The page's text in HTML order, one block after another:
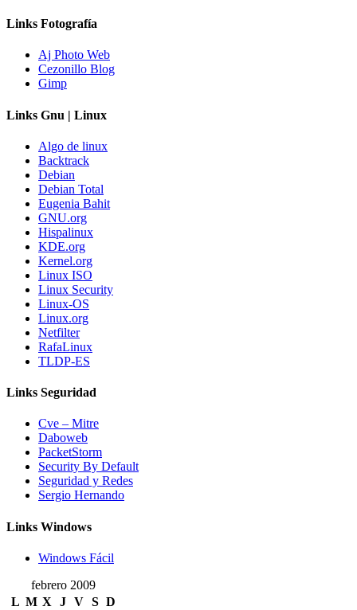
Links Fotografía
Aj Photo Web
Cezonillo Blog
Gimp
Links Gnu | Linux
Algo de linux
Backtrack
Debian
Debian Total
Eugenia Bahit
GNU.org
Hispalinux
KDE.org
Kernel.org
Linux ISO
Linux Security
Linux-OS
Linux.org
Netfilter
RafaLinux
TLDP-ES
Links Seguridad
Cve – Mitre
Daboweb
PacketStorm
Security By Default
Seguridad y Redes
Sergio Hernando
Links Windows
Windows Fácil
febrero 2009
L M X J V S D